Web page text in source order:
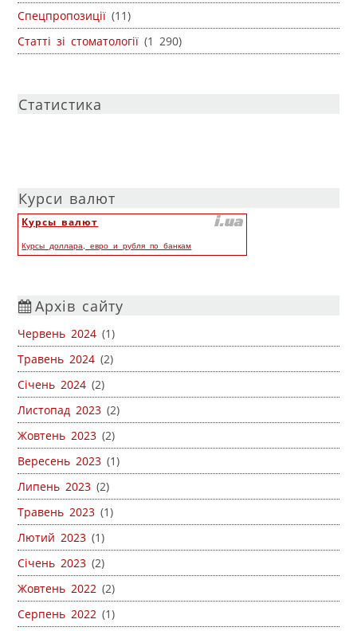
Спецпропозиції (11)
Статті зі стоматології (1 290)
Статистика
Курси валют
Курсы валют
Курсы доллара, евро и рубля по банкам
Архів сайту
Червень 2024 (1)
Травень 2024 (2)
Січень 2024 (2)
Листопад 2023 (2)
Жовтень 2023 (2)
Вересень 2023 (1)
Липень 2023 (2)
Травень 2023 (1)
Лютий 2023 (1)
Січень 2023 (2)
Жовтень 2022 (2)
Серпень 2022 (1)